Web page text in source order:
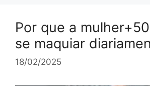
Por que a
se maquiar
18/02/2025